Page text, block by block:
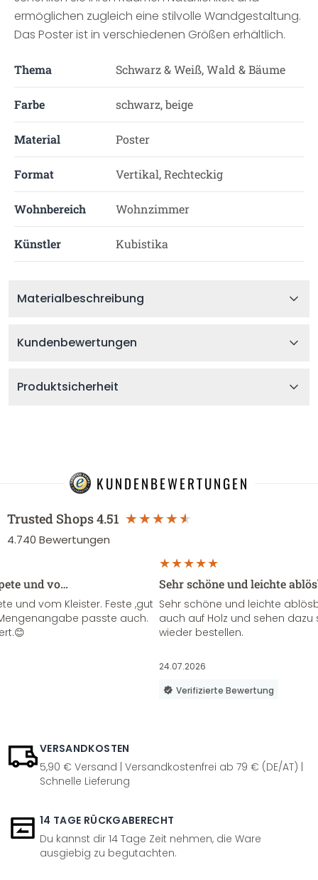
ermöglichen zugleich eine stilvolle Wandgestaltung.
Das Poster ist in verschiedenen Größen erhältlich.
Thema Schwarz & Weiß, Wald & Bäume
Farbe schwarz, beige
Material Poster
Format Vertikal, Rechteckig
Wohnbereich Wohnzimmer
Künstler Kubistika
Materialbeschreibung
Kundenbewertungen
Produktsicherheit
KUNDENBEWERTUNGEN
Trusted Shops4.51
4.740 Bewertungen
und vo…
und vom Kleister. Feste ,gut
passte auch.
Sehr schöne und leichte
Sehr schöne und leichte
auch auf Holz und sehen
wieder bestellen.
24.07.2026
Verifizierte Bewertung
VERSANDKOSTEN
5,90 € Versand | Versandkostenfrei ab 79 € (DE/AT) |
Schnelle Lieferung
14 TAGE RÜCKGABERECHT
Du kannst dir 14 Tage Zeit nehmen, die Ware
ausgiebig zu begutachten.